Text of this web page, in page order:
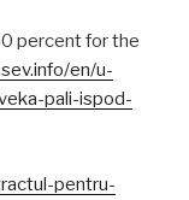
percent for the
en/u-
pali-ispod-
pentru-